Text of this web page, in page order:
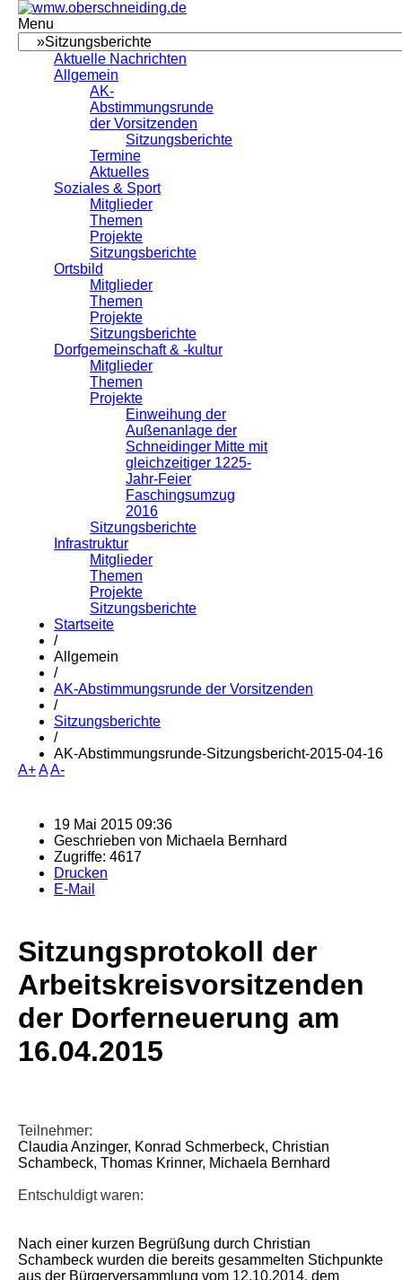
Menu
Aktuelle Nachrichten
Allgemein
AK-
Abstimmungsrunde
der Vorsitzenden
Sitzungsberichte
Termine
Aktuelles
Soziales & Sport
Mitglieder
Themen
Projekte
Sitzungsberichte
Ortsbild
Mitglieder
Themen
Projekte
Sitzungsberichte
Dorfgemeinschaft & -kultur
Mitglieder
Themen
Projekte
Einweihung der
Außenanlage der
Schneidinger Mitte mit
gleichzeitiger 1225-
Jahr-Feier
Faschingsumzug
2016
Sitzungsberichte
Infrastruktur
Mitglieder
Themen
Projekte
Sitzungsberichte
Startseite
/
Allgemein
/
AK-Abstimmungsrunde der Vorsitzenden
/
Sitzungsberichte
/
AK-Abstimmungsrunde-Sitzungsbericht-2015-04-16
A+AA-
19 Mai 2015 09:36
Geschrieben von Michaela Bernhard
Zugriffe: 4617
Drucken
E-Mail
Sitzungsprotokoll der
Arbeitskreisvorsitzenden
der Dorferneuerung am
16.04.2015
Teilnehmer:
Claudia Anzinger, Konrad Schmerbeck, Christian
Schambeck, Thomas Krinner, Michaela Bernhard
Entschuldigt waren:
Nach einer kurzen Begrüßung durch Christian
Schambeck wurden die bereits gesammelten Stichpunkte
aus der Bürgerversammlung vom 12.10.2014, dem